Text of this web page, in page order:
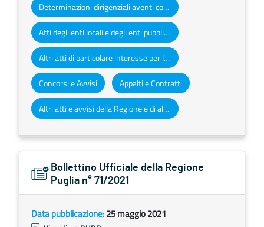
Determinazioni dirigenziali aventi contenuto di interesse generale
Atti degli enti locali e degli enti pubblici e privati
Altri atti di particolare interesse per la Regione Puglia
Concorsi e Avvisi Appalti e Contratti
Altri atti e avvisi della Regione e di altri enti pubblici che interessano la collettività regionale
Bollettino Ufficiale della Regione
Puglia n° 71/2021
Data pubblicazione:25 maggio 2021